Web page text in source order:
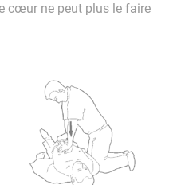
cœur ne peut plus le faire